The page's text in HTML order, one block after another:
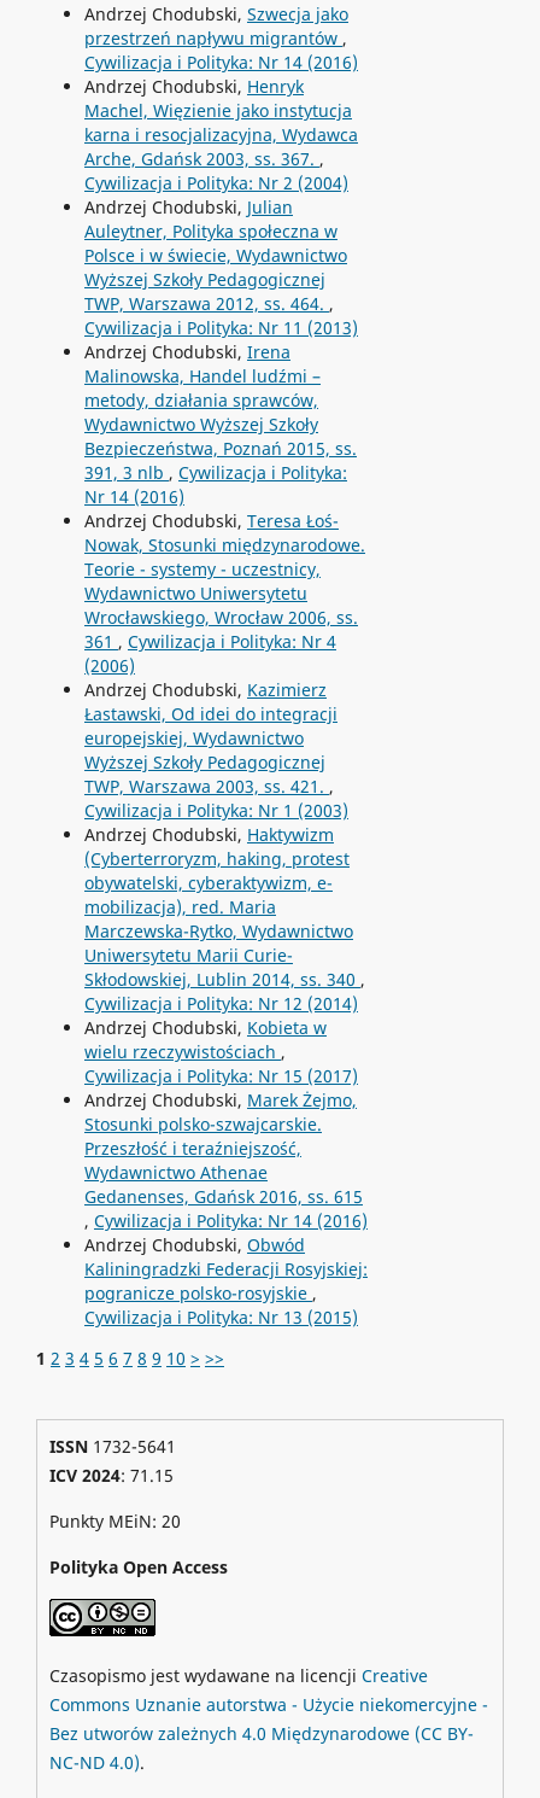
Andrzej Chodubski, Szwecja jako
przestrzeń napływu migrantów ,
Cywilizacja i Polityka: Nr 14 (2016)
Andrzej Chodubski, Henryk
Machel, Więzienie jako instytucja
karna i resocjalizacyjna, Wydawca
Arche, Gdańsk 2003, ss. 367. ,
Cywilizacja i Polityka: Nr 2 (2004)
Andrzej Chodubski, Julian
Auleytner, Polityka społeczna w
Polsce i w świecie, Wydawnictwo
Wyższej Szkoły Pedagogicznej
TWP, Warszawa 2012, ss. 464. ,
Cywilizacja i Polityka: Nr 11 (2013)
Andrzej Chodubski, Irena
Malinowska, Handel ludźmi –
metody, działania sprawców,
Wydawnictwo Wyższej Szkoły
Bezpieczeństwa, Poznań 2015, ss.
391, 3 nlb , Cywilizacja i Polityka:
Nr 14 (2016)
Andrzej Chodubski, Teresa Łoś-
Nowak, Stosunki międzynarodowe.
Teorie - systemy - uczestnicy,
Wydawnictwo Uniwersytetu
Wrocławskiego, Wrocław 2006, ss.
361 , Cywilizacja i Polityka: Nr 4
(2006)
Andrzej Chodubski, Kazimierz
Łastawski, Od idei do integracji
europejskiej, Wydawnictwo
Wyższej Szkoły Pedagogicznej
TWP, Warszawa 2003, ss. 421. ,
Cywilizacja i Polityka: Nr 1 (2003)
Andrzej Chodubski, Haktywizm
(Cyberterroryzm, haking, protest
obywatelski, cyberaktywizm, e-
mobilizacja), red. Maria
Marczewska-Rytko, Wydawnictwo
Uniwersytetu Marii Curie-
Skłodowskiej, Lublin 2014, ss. 340 ,
Cywilizacja i Polityka: Nr 12 (2014)
Andrzej Chodubski, Kobieta w
wielu rzeczywistościach ,
Cywilizacja i Polityka: Nr 15 (2017)
Andrzej Chodubski, Marek Żejmo,
Stosunki polsko-szwajcarskie.
Przeszłość i teraźniejszość,
Wydawnictwo Athenae
Gedanenses, Gdańsk 2016, ss. 615
, Cywilizacja i Polityka: Nr 14 (2016)
Andrzej Chodubski, Obwód
Kaliningradzki Federacji Rosyjskiej:
pogranicze polsko-rosyjskie ,
Cywilizacja i Polityka: Nr 13 (2015)
1 2 3 4 5 6 7 8 9 10 > >>
ISSN1732-5641
ICV 2024: 71.15
Punkty MEiN: 20
Polityka Open Access
Czasopismo jest wydawane na licencji Creative
Commons Uznanie autorstwa - Użycie niekomercyjne -
Bez utworów zależnych 4.0 Międzynarodowe (CC BY-
NC-ND 4.0).